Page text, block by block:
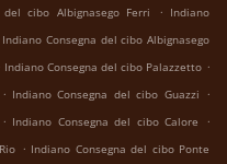
del cibo Albignasego Ferri . Indiano
Indiano Consegna del cibo Albignasego
Indiano Consegna del cibo Palazzetto .
. Indiano Consegna del cibo Guazzi .
. Indiano Consegna del cibo Calore
.
. Indiano Consegna del cibo Ponte